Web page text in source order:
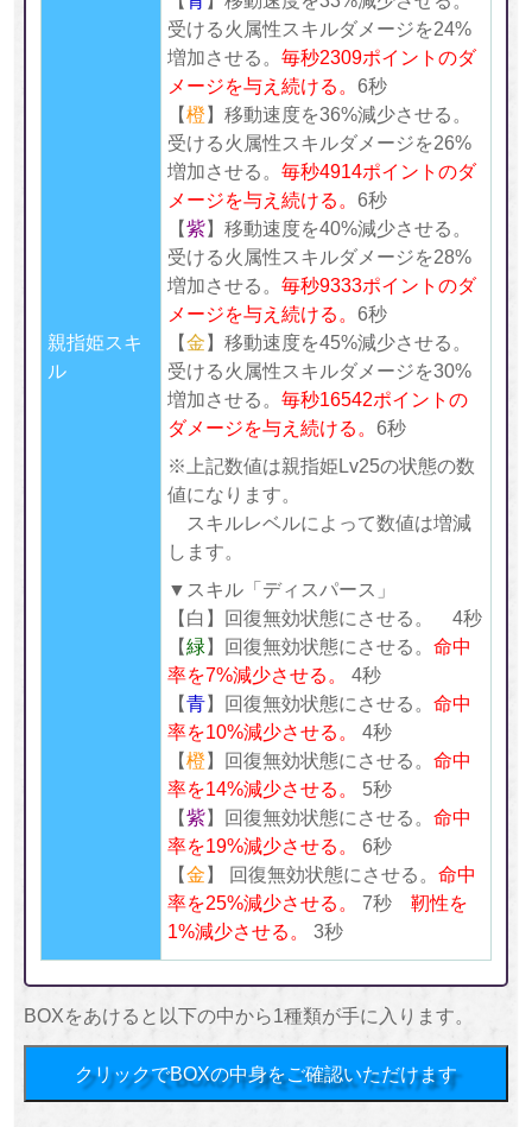
親指姫スキ
ル
受ける火属性スキルダメージを24%
増加させる。 毎秒2309ポイントのダ
メージを与え続ける。 6秒
【橙】移動速度を36%減少させる。
受ける火属性スキルダメージを26%
増加させる。 毎秒4914ポイントのダ
メージを与え続ける。 6秒
【紫】移動速度を40%減少させる。
受ける火属性スキルダメージを28%
増加させる。 毎秒9333ポイントのダ
メージを与え続ける。 6秒
【金】移動速度を45%減少させる。
受ける火属性スキルダメージを30%
増加させる。 毎秒16542ポイントの
ダメージを与え続ける。 6秒
※上記数値は親指姫Lv25の状態の数
値になります。
スキルレベルによって数値は増減
します。
▼スキル「ディスパース」
【白】回復無効状態にさせる。 4秒
【緑】回復無効状態にさせる。 命中
率を7%減少させる。 4秒
【青】回復無効状態にさせる。 命中
率を10%減少させる。 4秒
【橙】回復無効状態にさせる。 命中
率を14%減少させる。 5秒
【紫】回復無効状態にさせる。 命中
率を19%減少させる。 6秒
【金】 回復無効状態にさせる。 命中
率を25%減少させる。 7秒 靭性を
1%減少させる。 3秒
BOXをあけると以下の中から1種類が手に入ります。
クリックでBOXの中身をご確認いただけます